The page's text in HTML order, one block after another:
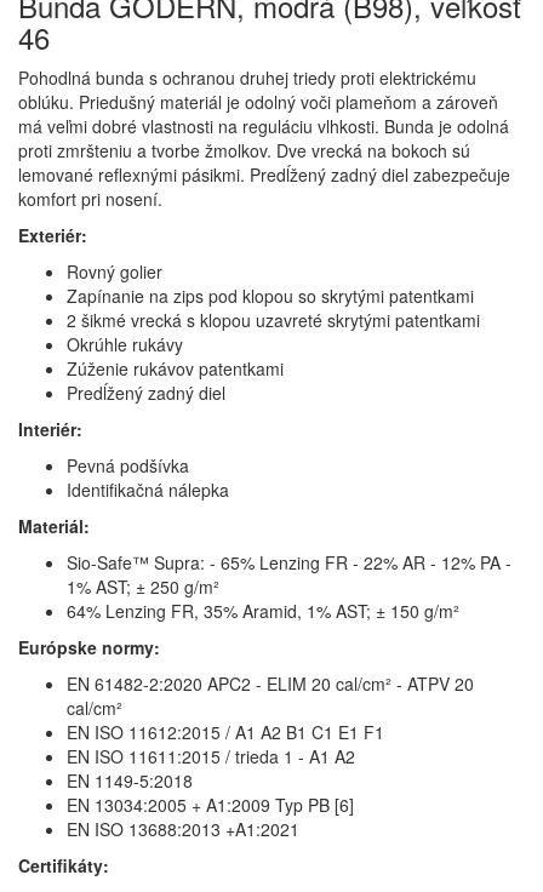
46
Pohodlná bunda s ochranou druhej triedy proti elektrickému
oblúku. Priedušný materiál je odolný voči plameňom a zároveň
má veľmi dobré vlastnosti na reguláciu vlhkosti. Bunda je odolná
proti zmršteniu a tvorbe žmolkov. Dve vrecká na bokoch sú
lemované reflexnými pásikmi. Predĺžený zadný diel zabezpečuje
komfort pri nosení.
Exteriér:
Rovný golier
Zapínanie na zips pod klopou so skrytými patentkami
2 šikmé vrecká s klopou uzavreté skrytými patentkami
Okrúhle rukávy
Zúženie rukávov patentkami
Predĺžený zadný diel
Interiér:
Pevná podšívka
Identifikačná nálepka
Materiál:
Sio-Safe™ Supra: - 65% Lenzing FR - 22% AR - 12% PA -
1% AST; ± 250 g/m²
64% Lenzing FR, 35% Aramid, 1% AST; ± 150 g/m²
Európske normy:
EN 61482-2:2020 APC2 - ELIM 20 cal/cm² - ATPV 20
cal/cm²
EN ISO 11612:2015 / A1 A2 B1 C1 E1 F1
EN ISO 11611:2015 / trieda 1 - A1 A2
EN 1149-5:2018
EN 13034:2005 + A1:2009 Typ PB [6]
EN ISO 13688:2013 +A1:2021
Certifikáty: